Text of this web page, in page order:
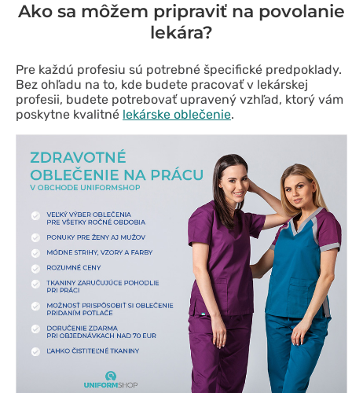
Ako sa môžem pripraviť na povolanie
lekára?
Pre každú profesiu sú potrebné špecifické predpoklady.
Bez ohľadu na to, kde budete pracovať v lekárskej
profesii, budete potrebovať upravený vzhľad, ktorý vám
poskytne kvalitné lekárske oblečenie.